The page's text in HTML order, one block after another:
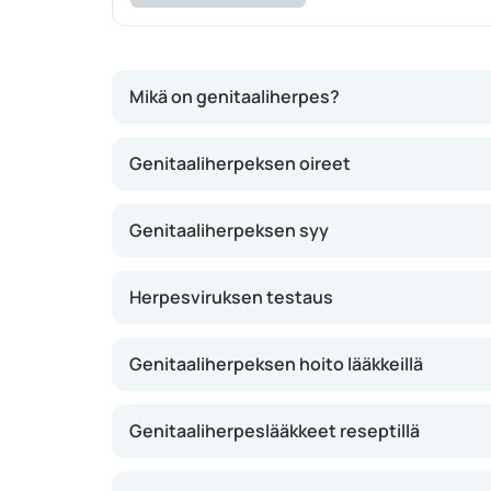
Mikä on genitaaliherpes?
simplex -tyyppi 2 (HSV-2) muistuttaa tyyppiä
Voit siis saada genitaaliherpeksen
Genitaaliherpeksen oireet
Genitaaliherpeksen syy
Herpesviruksen testaus
Genitaaliherpeksen hoito lääkkeillä
Genitaaliherpeslääkkeet reseptillä